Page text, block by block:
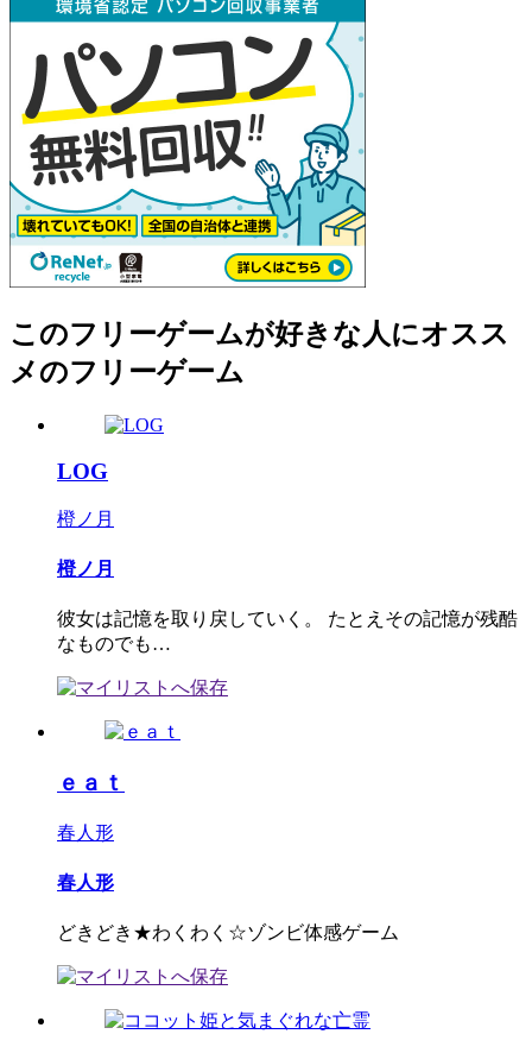
このフリーゲームが好きな人にオスス
メのフリーゲーム
LOG
橙ノ月
橙ノ月
彼女は記憶を取り戻していく。 たとえその記憶が残酷
なものでも…
ｅａｔ
春人形
春人形
どきどき★わくわく☆ゾンビ体感ゲーム